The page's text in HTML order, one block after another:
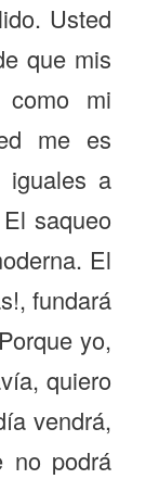
Usted
que mis
mi
me es
a
saqueo
El
fundará
yo,
quiero
vendrá,
no podrá